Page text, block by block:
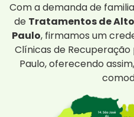
Com a demanda de
de Tratamentos de
Paulo, firmamos um
Clínicas de
Paulo, oferecendo